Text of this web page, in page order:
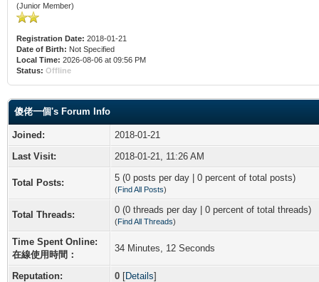
(Junior Member)
Registration Date: 2018-01-21
Date of Birth: Not Specified
Local Time: 2026-08-06 at 09:56 PM
Status: Offline
傻佬一個's Forum Info
Joined:
2018-01-21
Last Visit:
2018-01-21, 11:26 AM
Total Posts: 5 (0 posts per day | 0 percent of total posts)
(Find All Posts)
Total Threads: 0 (0 threads per day | 0 percent of total threads)
(Find All Threads)
Time Spent Online:
在線使用時間：
34 Minutes, 12 Seconds
Reputation: 0 [Details]